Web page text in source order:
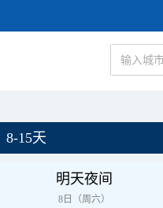
8-15天
明天夜间
8日（周六）